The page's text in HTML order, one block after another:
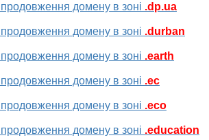
продовження домену в зоні .dp.ua
продовження домену в зоні .durban
продовження домену в зоні .earth
продовження домену в зоні .ec
продовження домену в зоні .eco
продовження домену в зоні .education